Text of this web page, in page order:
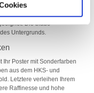
DIN A1 können Sie
holzfreie und nassfeste
Die blaue
Untergrunds.
Ihr Poster mit Sonderfarben
aus dem HKS- und
Letztere verleihen Ihrem
Raffinesse und hohe